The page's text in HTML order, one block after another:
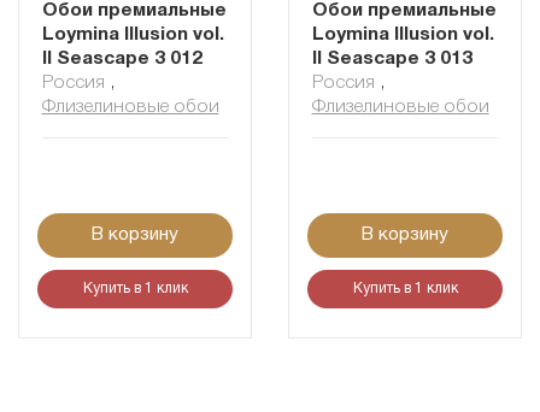
Обои премиальные
Loymina Illusion vol.
II Seascape 3 012
Россия ,
Флизелиновые обои
В корзину
Купить в 1 клик
Обои премиальные
Loymina Illusion vol.
II Seascape 3 013
Россия ,
Флизелиновые обои
В корзину
Купить в 1 клик